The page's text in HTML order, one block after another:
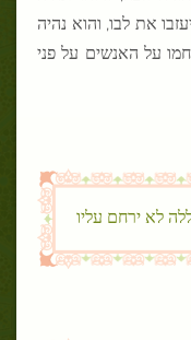
את לבו, והוא נהיה
על האנשים על פני
לא ירחם עליו